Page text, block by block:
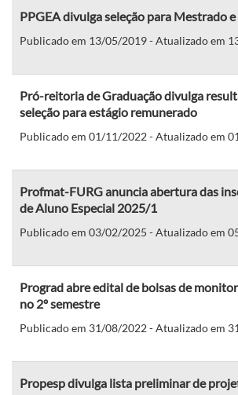
PPGEA divulga seleção para Mestrado
Publicado em 13/05/2019 - Atualizado em
Pró-reitoria de Graduação divulga
seleção para estágio remunerado
Publicado em 01/11/2022 - Atualizado em
Profmat-FURG anuncia abertura das
de Aluno Especial 2025/1
Publicado em 03/02/2025 - Atualizado em
Prograd abre edital de bolsas de
no 2º semestre
Publicado em 31/08/2022 - Atualizado em
Propesp divulga lista preliminar de